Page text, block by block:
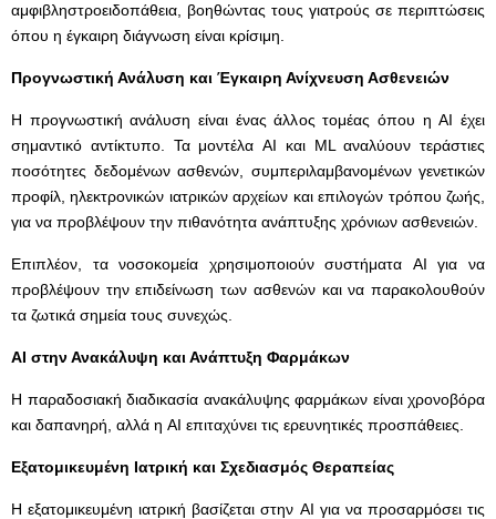
αμφιβληστροειδοπάθεια, βοηθώντας τους γιατρούς σε περιπτώσεις
όπου η έγκαιρη διάγνωση είναι κρίσιμη.
Προγνωστική Ανάλυση και Έγκαιρη Ανίχνευση Ασθενειών
Η προγνωστική ανάλυση είναι ένας άλλος τομέας όπου η AI έχει
σημαντικό αντίκτυπο. Τα μοντέλα AI και ML αναλύουν τεράστιες
ποσότητες δεδομένων ασθενών, συμπεριλαμβανομένων γενετικών
προφίλ, ηλεκτρονικών ιατρικών αρχείων και επιλογών τρόπου ζωής,
για να προβλέψουν την πιθανότητα ανάπτυξης χρόνιων ασθενειών.
Επιπλέον, τα νοσοκομεία χρησιμοποιούν συστήματα AI για να
προβλέψουν την επιδείνωση των ασθενών και να παρακολουθούν
τα ζωτικά σημεία τους συνεχώς.
AI στην Ανακάλυψη και Ανάπτυξη Φαρμάκων
Η παραδοσιακή διαδικασία ανακάλυψης φαρμάκων είναι χρονοβόρα
και δαπανηρή, αλλά η AI επιταχύνει τις ερευνητικές προσπάθειες.
Εξατομικευμένη Ιατρική και Σχεδιασμός Θεραπείας
Η εξατομικευμένη ιατρική βασίζεται στην AI για να προσαρμόσει τις